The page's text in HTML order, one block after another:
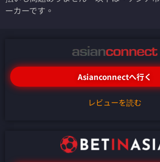
ーカーです。
Asianconnectへ行く
レビューを読む